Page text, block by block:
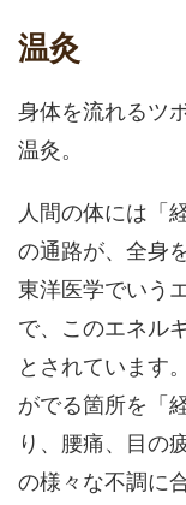
温灸
身体を流れるツ
温灸。
人間の体には「
の通路が、全身
東洋医学でいう
で、このエネル
とされています
がでる箇所を「
り、腰痛、目の
の様々な不調に